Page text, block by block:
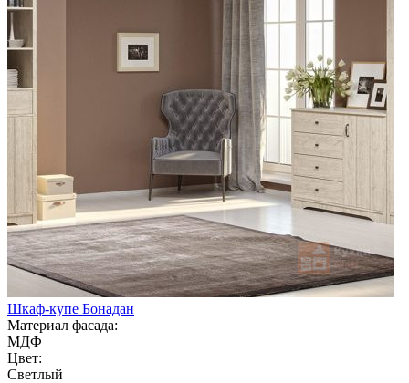
Шкаф-купе Бонадан
Материал фасада:
МДФ
Цвет:
Светлый